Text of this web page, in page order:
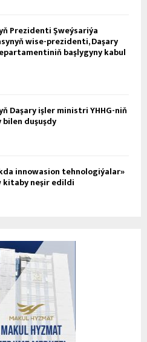
Prezidenti Şweýsariýa
wise-prezidenti, Daşary
başlygyny kabul
Daşary işler ministri ÝHHG-niň
duşuşdy
innowasion tehnologiýalar»
neşir edildi